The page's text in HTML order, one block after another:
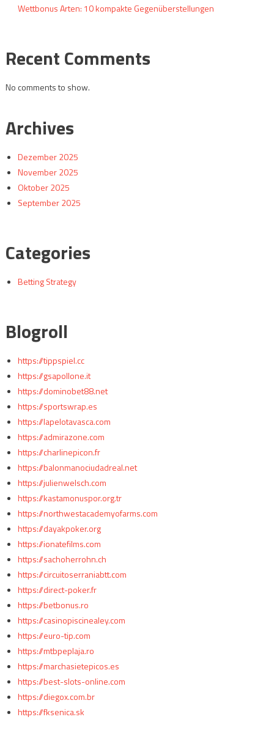
Wettbonus Arten: 10 kompakte Gegenüberstellungen
Recent Comments
No comments to show.
Archives
Dezember 2025
November 2025
Oktober 2025
September 2025
Categories
Betting Strategy
Blogroll
https://tippspiel.cc
https://gsapollone.it
https://dominobet88.net
https://sportswrap.es
https://lapelotavasca.com
https://admirazone.com
https://charlinepicon.fr
https://balonmanociudadreal.net
https://julienwelsch.com
https://kastamonuspor.org.tr
https://northwestacademyofarms.com
https://dayakpoker.org
https://ionatefilms.com
https://sachoherrohn.ch
https://circuitoserraniabtt.com
https://direct-poker.fr
https://betbonus.ro
https://casinopiscinealey.com
https://euro-tip.com
https://mtbpeplaja.ro
https://marchasietepicos.es
https://best-slots-online.com
https://diegox.com.br
https://fksenica.sk